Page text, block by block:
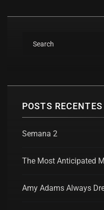
POSTS RECENTES
Semana 2
The Most Anticipated
Amy Adams Always